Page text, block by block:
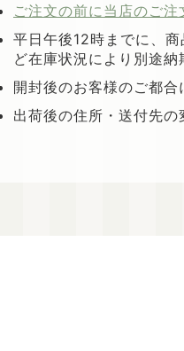
ご注文の前に当店のご注
平日午後12時までに、
ど在庫状況により別途
開封後のお客様のご都合
出荷後の住所・送付先